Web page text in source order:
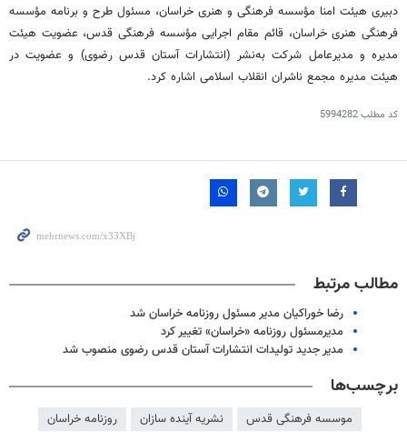
دبیری هیئت امنا مؤسسه فرهنگی و هنری خراسان، مسئول طرح و برنامه مؤسسه
فرهنگی هنری خراسان، قائم مقام اجرایی مؤسسه فرهنگی قدس، عضویت هیئت
مدیره و مدیرعامل شرکت به‌نشر (انتشارات آستان قدس رضوی) و عضویت در
هیئت مدیره مجمع ناشران انقلاب اسلامی اشاره کرد.
کد مطلب5994282
مطالب مرتبط
رضا خوراکیان مدیر مسئول روزنامه خراسان شد
مدیرمسئول روزنامه «خراسان» تغییر کرد
مدیر جدید تولیدات انتشارات آستان قدس رضوی منصوب شد
برچسب‌ها
موسسه فرهنگی قدس نشریه آینده سازان
روزنامه خراسان